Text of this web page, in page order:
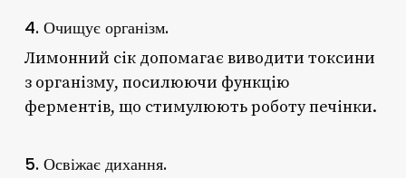
4. Очищує організм.
Лимонний сік допомагає виводити токсини
з організму, посилюючи функцію
ферментів, що стимулюють роботу печінки.
5. Освіжає дихання.